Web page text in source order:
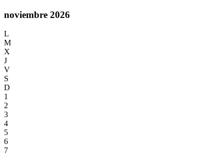
noviembre 2026
L
M
X
J
V
S
D
1
2
3
4
5
6
7